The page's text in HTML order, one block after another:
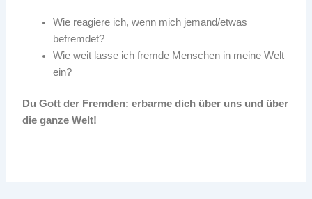
Wie reagiere ich, wenn mich jemand/etwas
befremdet?
Wie weit lasse ich fremde Menschen in meine Welt
ein?
Du Gott der Fremden: erbarme dich über uns und über
die ganze Welt!